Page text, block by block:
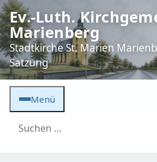
Ev.-Luth.
Marienberg
Stadtkirche St. Marien
Satzung
Menü